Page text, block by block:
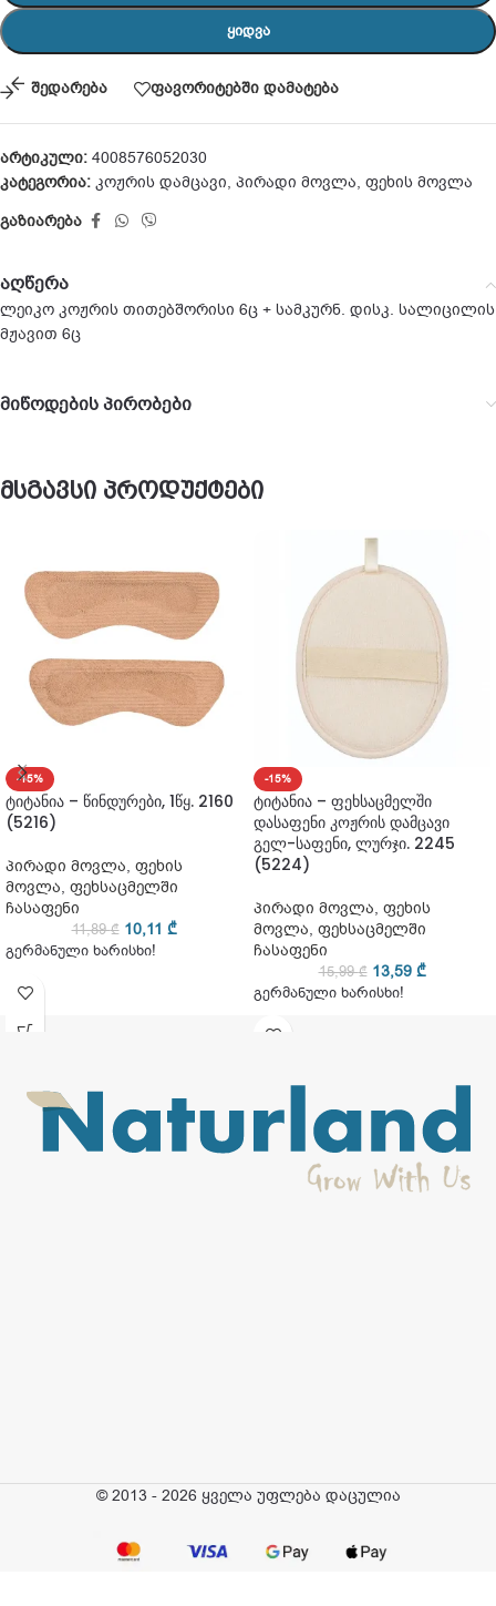
ᲧᲘᲓᲕᲐ
შედარება ფავორიტებში დამატება
არტიკული: 4008576052030
კატეგორია: კოჟრის დამცავი, პირადი მოვლა, ფეხის მოვლა
გაზიარება
აღწერა
ლეიკო კოჟრის თითებშორისი 6ც + სამკურნ. დისკ. სალიცილის
მჟავით 6ც
მიწოდების პირობები
მსგავსი პროდუქტები
-15%
ტიტანია – წინდურები, 1წყ. 2160
(5216)
პირადი მოვლა, ფეხის
მოვლა, ფეხსაცმელში
ჩასაფენი
11,89₾ 10,11 ₾
გერმანული ხარისხი!
-15%
ტიტანია – ფეხსაცმელში
დასაფენი კოჟრის დამცავი
გელ-საფენი, ლურჯი. 2245
(5224)
პირადი მოვლა, ფეხის
მოვლა, ფეხსაცმელში
ჩასაფენი
15,99₾ 13,59 ₾
გერმანული ხარისხი!
© 2013 - 2026 ყველა უფლება დაცულია
ტიტანია –